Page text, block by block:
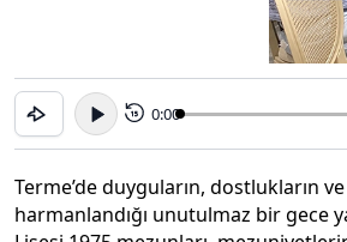
15 0:00
Terme’de duyguların, dostlukların
harmanlandığı unutulmaz bir gece